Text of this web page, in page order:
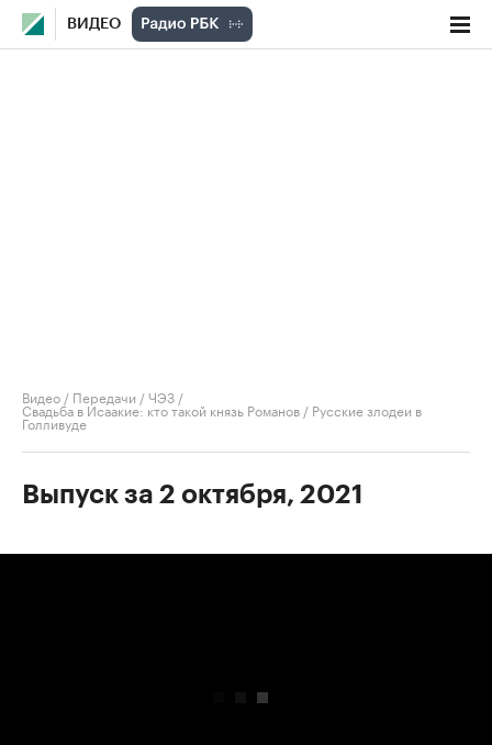
ВИДЕО
Видео / Передачи /ЧЭЗ /
Свадьба в Исаакие: кто такой князь Романов / Русские злодеи в
Голливуде
Выпуск за 2 октября, 2021